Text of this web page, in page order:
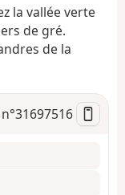
v
i
n
la vallée verte
de gré.
de la
n°31697516